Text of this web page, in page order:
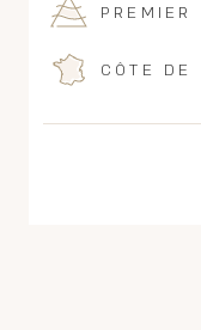
PREMIER
CÔTE DE